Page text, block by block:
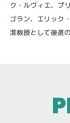
ク・ルヴィエ、プ
ゴラン、エリック
准教授として後進